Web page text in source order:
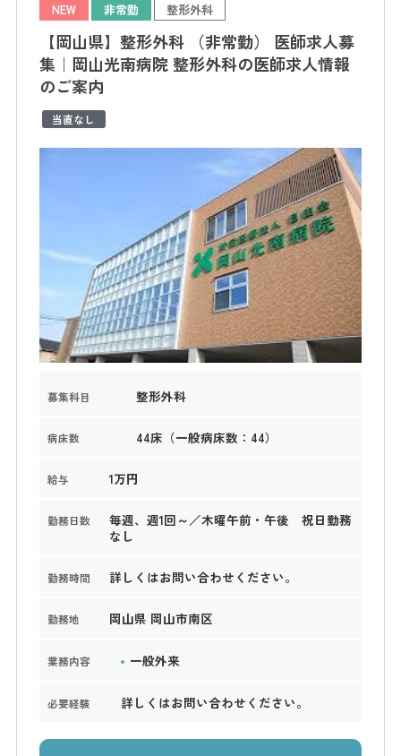
NEW 非常勤 整形外科
【岡山県】整形外科 （非常勤） 医師求人募
集｜岡山光南病院 整形外科の医師求人情報
のご案内
当直なし
募集科目 整形外科
病床数 44床（一般病床数：44）
給与 1万円
勤務日数
毎週、週1回～／木曜午前・午後 祝日勤務
なし
勤務時間 詳しくはお問い合わせください。
勤務地 岡山県 岡山市南区
業務内容 一般外来
必要経験 詳しくはお問い合わせください。